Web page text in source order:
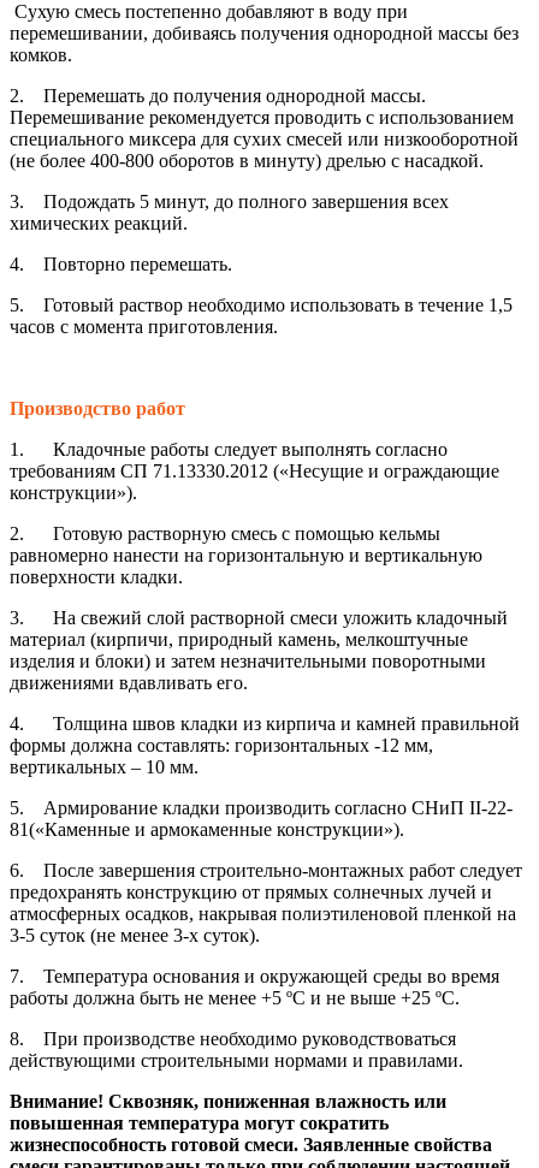
Сухую смесь постепенно добавляют в воду при
перемешивании, добиваясь получения однородной массы без
комков.
2. Перемешать до получения однородной массы.
Перемешивание рекомендуется проводить с использованием
специального миксера для сухих смесей или низкооборотной
(не более 400-800 оборотов в минуту) дрелью с насадкой.
3. Подождать 5 минут, до полного завершения всех
химических реакций.
4. Повторно перемешать.
5. Готовый раствор необходимо использовать в течение 1,5
часов с момента приготовления.
Производство работ
1. Кладочные работы следует выполнять согласно
требованиям СП 71.13330.2012 («Несущие и ограждающие
конструкции»).
2. Готовую растворную смесь с помощью кельмы
равномерно нанести на горизонтальную и вертикальную
поверхности кладки.
3. На свежий слой растворной смеси уложить кладочный
материал (кирпичи, природный камень, мелкоштучные
изделия и блоки) и затем незначительными поворотными
движениями вдавливать его.
4. Толщина швов кладки из кирпича и камней правильной
формы должна составлять: горизонтальных -12 мм,
вертикальных – 10 мм.
5. Армирование кладки производить согласно СНиП II-22-
81(«Каменные и армокаменные конструкции»).
6. После завершения строительно-монтажных работ следует
предохранять конструкцию от прямых солнечных лучей и
атмосферных осадков, накрывая полиэтиленовой пленкой на
3-5 суток (не менее 3-х суток).
7. Температура основания и окружающей среды во время
работы должна быть не менее +5 ºС и не выше +25 ºС.
8. При производстве необходимо руководствоваться
действующими строительными нормами и правилами.
Внимание! Сквозняк, пониженная влажность или
повышенная температура могут сократить
жизнеспособность готовой смеси. Заявленные свойства